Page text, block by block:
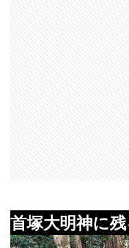
首塚大明神に